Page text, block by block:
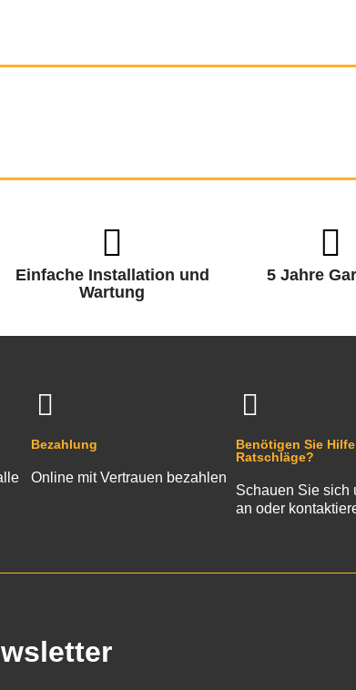
Einfache Installation und
Wartung
5 Jahre
Bezahlung
Online mit Vertrauen bezahlen
Benötigen Sie
Ratschläge?
Schauen Sie sich
an oder